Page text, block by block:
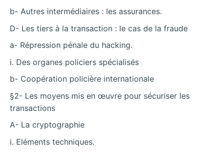
b- Autres intermédiaires : les assurances.
D- Les tiers à la transaction : le cas de la fraude
a- Répression pénale du hacking.
i. Des organes policiers spécialisés
b- Coopération policière internationale
§2- Les moyens mis en œuvre pour sécuriser les
transactions
A- La cryptographie
i. Eléments techniques.